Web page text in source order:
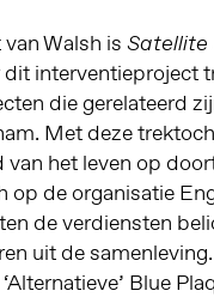
Walsh is Satellite
dit interventieproject
die gerelateerd
Met deze
het leven op
op de organisatie
de verdiensten
uit de
Blue